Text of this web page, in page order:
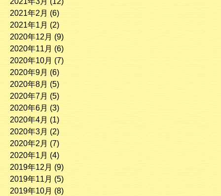
2021年2月 (6)
2021年1月 (2)
2020年12月 (9)
2020年11月 (6)
2020年10月 (7)
2020年9月 (6)
2020年8月 (5)
2020年7月 (5)
2020年6月 (3)
2020年4月 (1)
2020年3月 (2)
2020年2月 (7)
2020年1月 (4)
2019年12月 (9)
2019年11月 (5)
2019年10月 (8)